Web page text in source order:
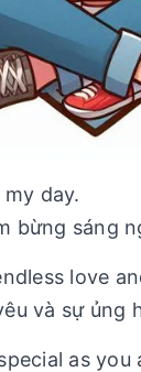
my day.
bừng sáng
love
và sự ủng
as